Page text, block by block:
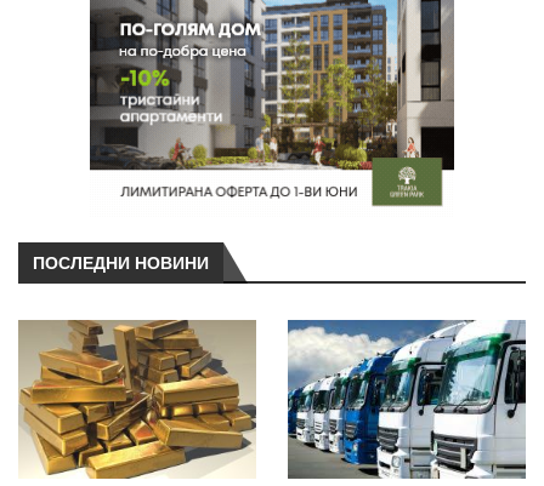
ПОСЛЕДНИ НОВИНИ